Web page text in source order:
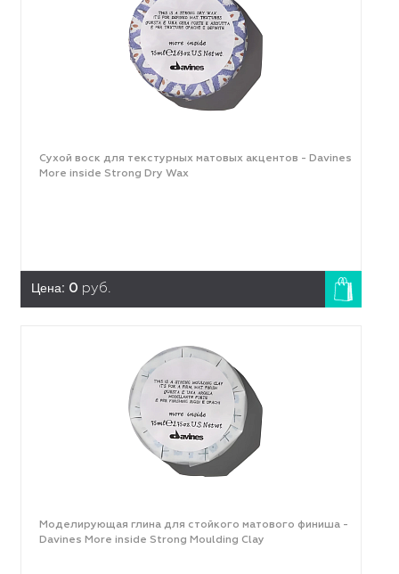
Сухой воск для текстурных матовых акцентов - Davines
More inside Strong Dry Wax
Цена: 0 руб.
Моделирующая глина для стойкого матового финиша -
Davines More inside Strong Moulding Clay